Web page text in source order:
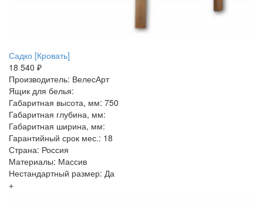
Садко [Кровать]
18 540 ₽
Производитель: ВелесАрт
Ящик для белья:
Габаритная высота, мм: 750
Габаритная глубина, мм:
Габаритная ширина, мм:
Гарантийный срок мес.: 18
Страна: Россия
Материалы: Массив
Нестандартный размер: Да
+